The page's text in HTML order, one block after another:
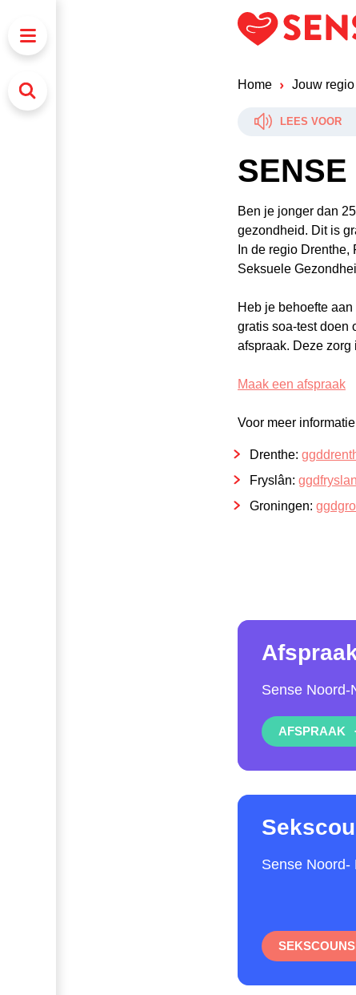
Home Jouw regio
LEES VOOR
Ben je jonger dan
gezondheid. Dit is
In de regio
Seksuele
Heb je behoefte
gratis soa-test doen
afspraak. Deze zorg
Maak een afspraak
Voor meer
Drenthe:
Fryslân:
Groningen:
Sense Noord-
AFSPRAAK
Sense Noord-